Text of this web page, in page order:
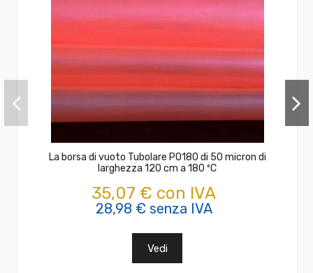
La borsa di vuoto Tubolare PO180 di 50 micron di
larghezza 120 cm a 180 ºC
35,07 € con IVA
28,98 € senza IVA
Vedi